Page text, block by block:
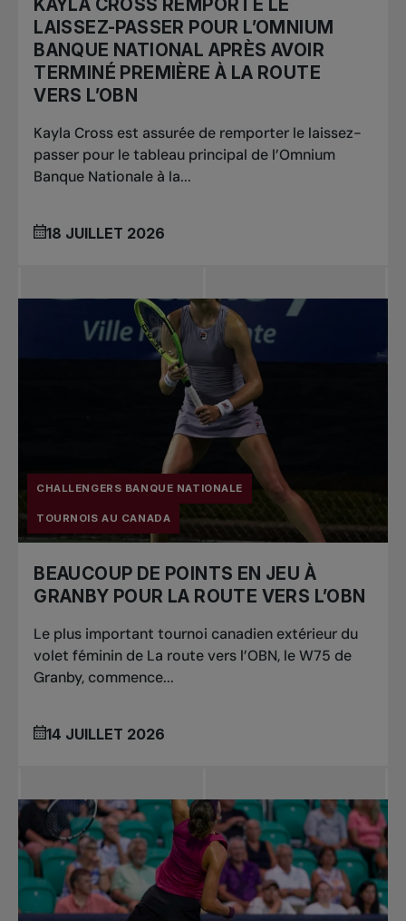
KAYLA CROSS REMPORTE LE
LAISSEZ-PASSER POUR L’OMNIUM
BANQUE NATIONAL APRÈS AVOIR
TERMINÉ PREMIÈRE À LA ROUTE
VERS L’OBN
Kayla Cross est assurée de remporter le laissez-
passer pour le tableau principal de l’Omnium
Banque Nationale à la...
18 JUILLET 2026
CHALLENGERS BANQUE NATIONALE
TOURNOIS AU CANADA
BEAUCOUP DE POINTS EN JEU À
GRANBY POUR LA ROUTE VERS L’OBN
Le plus important tournoi canadien extérieur du
volet féminin de La route vers l’OBN, le W75 de
Granby, commence...
14 JUILLET 2026